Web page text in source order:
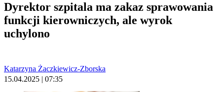
Dyrektor szpitala ma zakaz sprawowania
funkcji kierowniczych, ale wyrok
uchylono
Katarzyna Żaczkiewicz-Zborska
15.04.2025 | 07:35